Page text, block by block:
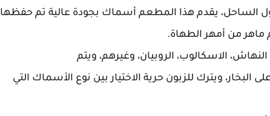
الساحل، يقدم هذا المطعم أسماك بجودة عالية تم حفظها
ماهر من أمهر الطهاة.
الاسكالوب، الروبيان، وغيرهم، ويتم
ويترك للزبون حرية الاختيار بين نوع الأسماك التي